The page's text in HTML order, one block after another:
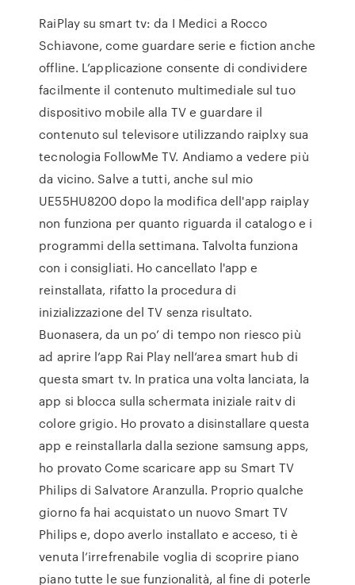
RaiPlay su smart tv: da I Medici a Rocco
Schiavone, come guardare serie e fiction anche
offline. L’applicazione consente di condividere
facilmente il contenuto multimediale sul tuo
dispositivo mobile alla TV e guardare il
contenuto sul televisore utilizzando raiplxy sua
tecnologia FollowMe TV. Andiamo a vedere più
da vicino. Salve a tutti, anche sul mio
UE55HU8200 dopo la modifica dell'app raiplay
non funziona per quanto riguarda il catalogo e i
programmi della settimana. Talvolta funziona
con i consigliati. Ho cancellato l'app e
reinstallata, rifatto la procedura di
inizializzazione del TV senza risultato.
Buonasera, da un po’ di tempo non riesco più
ad aprire l’app Rai Play nell’area smart hub di
questa smart tv. In pratica una volta lanciata, la
app si blocca sulla schermata iniziale raitv di
colore grigio. Ho provato a disinstallare questa
app e reinstallarla dalla sezione samsung apps,
ho provato Come scaricare app su Smart TV
Philips di Salvatore Aranzulla. Proprio qualche
giorno fa hai acquistato un nuovo Smart TV
Philips e, dopo averlo installato e acceso, ti è
venuta l’irrefrenabile voglia di scoprire piano
piano tutte le sue funzionalità, al fine di poterle